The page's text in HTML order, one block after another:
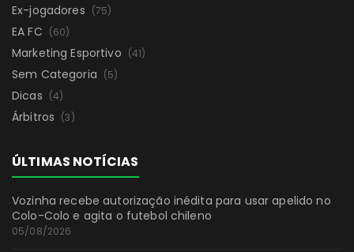
Ex-jogadores (75)
EA FC (60)
Marketing Esportivo (41)
Sem Categoria (5)
Dicas (4)
Árbitros (3)
ÚLTIMAS NOTÍCIAS
Vozinha recebe autorização inédita para usar apelido no
Colo-Colo e agita o futebol chileno
05/08/2026